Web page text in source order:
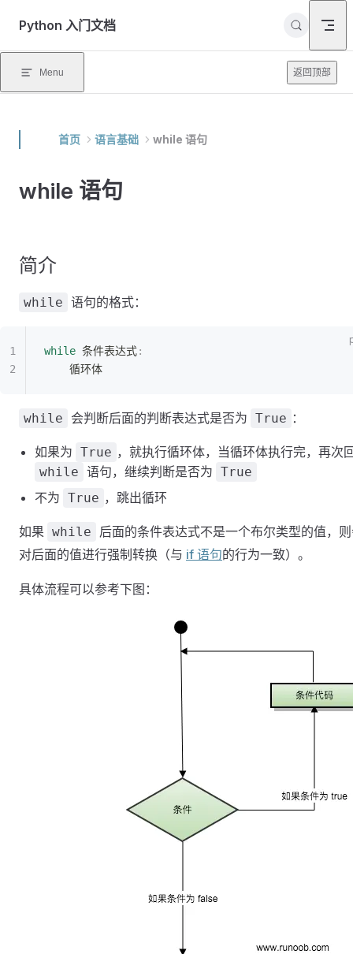
Skip to content
Python 入门文档
Menu 返回顶部
首页 语言基础 while 语句
while 语句
简介
while 语句的格式：
while 条件表达式:
	循环体
while 会判断后面的判断表达式是否为 True ：
如果为 True ，就执行循环体，当循环体执行完，再次
while 语句，继续判断是否为 True
不为 True ，跳出循环
如果 while
后面的条件表达式不是一个布尔类型的值，
对后面的值进行强制转换（与 if 语句的行为一致）。
具体流程可以参考下图：